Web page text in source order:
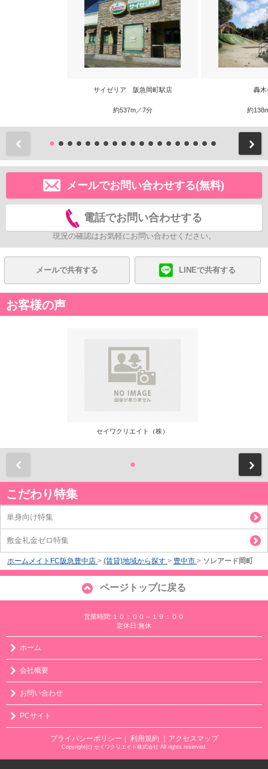
サイゼリア 阪急岡町駅店
約537m／7分
轟木
約
メールでお問い合わせする(無料)
電話でお問い合わせする
現況の確認はお気軽にお問い合わせください。
メールで共有する LINEで共有する
お客様の声
セイワクリエイト（株）
こだわり特集
単身向け特集
敷金礼金ゼロ特集
ホームメイトFC阪急豊中店 > (賃貸)地域から探す > 豊中市 > ソレアード岡町
ページトップに戻る
営業時間:１０：００～１９：００
定休日:無休
ホーム
会社概要
お問い合わせ
PCサイト
プライバシーポリシー 利用規約 ｜アクセスマップ
Copyright(c) セイワクリエイト株式会社 All rights reserved.